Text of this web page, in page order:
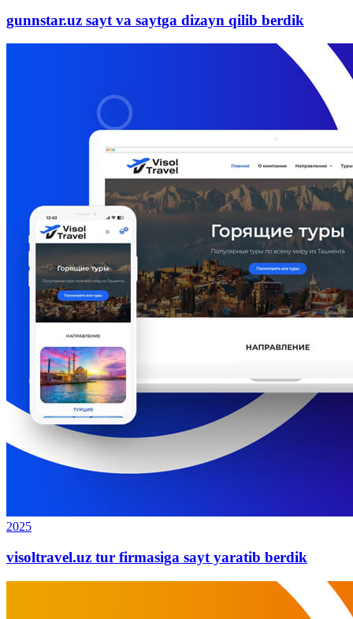
gunnstar.uz sayt va saytga dizayn qilib berdik
2025
visoltravel.uz tur firmasiga sayt yaratib berdik